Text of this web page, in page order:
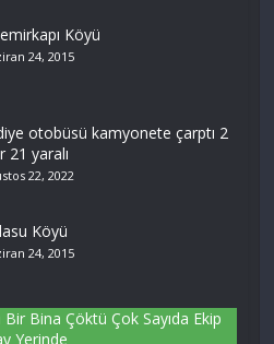
Köyü
24, 2015
otobüsü kamyonete çarptı 2
21 yaralı
22, 2022
Köyü
24, 2015